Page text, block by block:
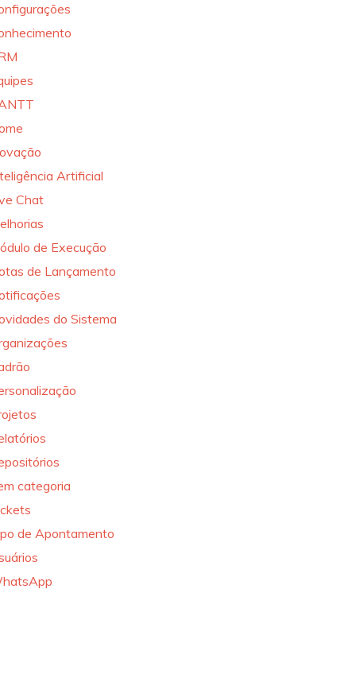
Artificial
Chat
de Execução
de Lançamento
do Sistema
categoria
de Apontamento